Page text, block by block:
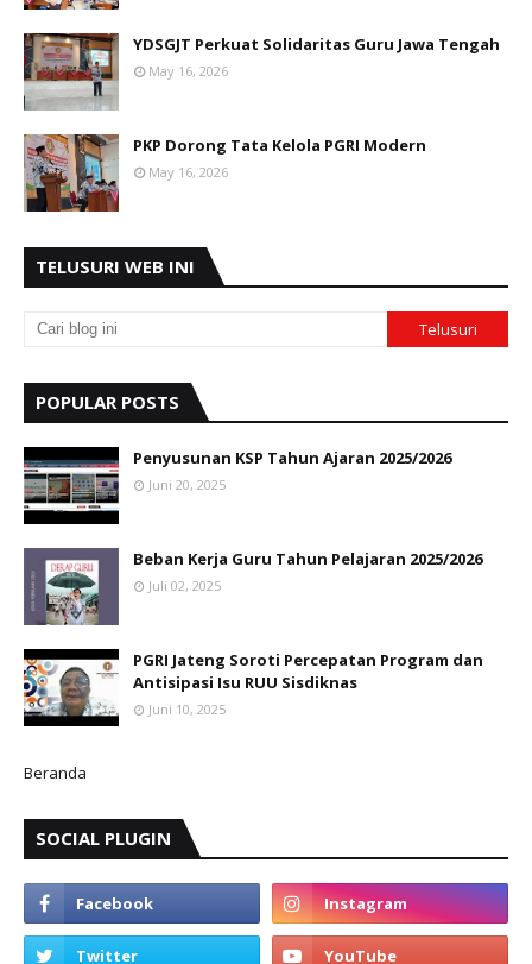
YDSGJT Perkuat Solidaritas Guru Jawa Tengah
May 16, 2026
PKP Dorong Tata Kelola PGRI Modern
May 16, 2026
TELUSURI WEB INI
POPULAR POSTS
Penyusunan KSP Tahun Ajaran 2025/2026
Juni 20, 2025
Beban Kerja Guru Tahun Pelajaran 2025/2026
Juli 02, 2025
PGRI Jateng Soroti Percepatan Program dan
Antisipasi Isu RUU Sisdiknas
Juni 10, 2025
Beranda
SOCIAL PLUGIN